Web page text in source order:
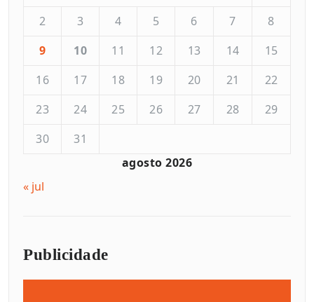
agosto 2026
2
3 4 5 6 7
8
9
10 11 12 13 14
15
16
17 18 19 20 21
22
23
24 25 26 27 28
29
30
31
« jul
Publicidade